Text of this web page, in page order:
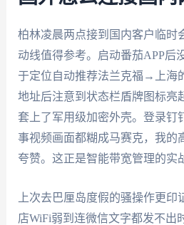
柏林凌晨两点接到国内客户临时
动线值得参考。启动番茄APP后
于定位自动推荐法兰克福→上海
地址后注意到状态栏盾牌图标
套上了军用级加密外壳。登录钉
事视频画面都糊成马赛克，我的
夸赞。这正是智能带宽管理的实
上次去巴厘岛度假的骚操作更
店WiFi弱到连微信文字都发不出